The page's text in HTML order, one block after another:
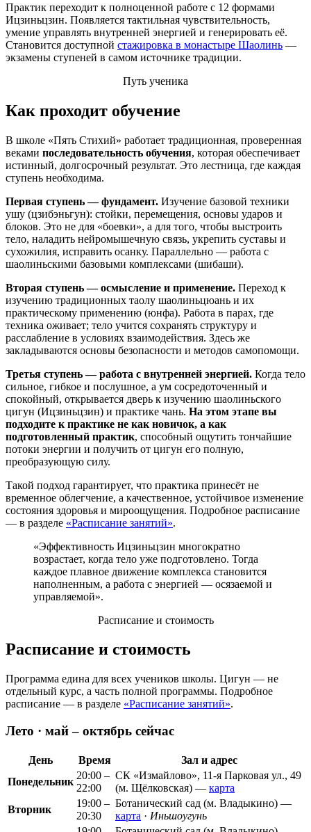
Практик переходит к полноценной работе с 12 формами
Ицзиньцзин. Появляется тактильная чувствительность,
умение управлять внутренней энергией и генерировать её.
Становится доступной стажировка в монастыре Шаолинь —
экзамены ступеней в самом источнике традиции.
Путь ученика
Как проходит обучение
В школе «Пять Стихий» работает традиционная, проверенная
веками последовательность обучения, которая обеспечивает
истинный, долгосрочный результат. Это лестница, где каждая
ступень необходима.
Первая ступень — фундамент. Изучение базовой техники
ушу (цзибэньгун): стойки, перемещения, основы ударов и
блоков. Это не для «боевки», а для того, чтобы выстроить
тело, наладить нейромышечную связь, укрепить суставы и
сухожилия, исправить осанку. Параллельно — работа с
шаолиньскими базовыми комплексами (шибаши).
Вторая ступень — осмысление и применение. Переход к
изучению традиционных таолу шаолиньцюань и их
практическому применению (юнфа). Работа в парах, где
техника оживает; тело учится сохранять структуру и
расслабление в условиях взаимодействия. Здесь же
закладываются основы безопасности и методов самопомощи.
Третья ступень — работа с внутренней энергией. Когда тело
сильное, гибкое и послушное, а ум сосредоточенный и
спокойный, открывается дверь к изучению шаолиньского
цигун (Ицзиньцзин) и практике чань. На этом этапе вы
подходите к практике не как новичок, а как
подготовленный практик, способный ощутить тончайшие
потоки энергии и получить от цигун его полную,
преобразующую силу.
Такой подход гарантирует, что практика принесёт не
временное облегчение, а качественное, устойчивое изменение
состояния здоровья и мироощущения. Подробное расписание
— в разделе «Расписание занятий».
«Эффективность Ицзиньцзин многократно
возрастает, когда тело уже подготовлено. Тогда
каждое плавное движение комплекса становится
наполненным, а работа с энергией — осязаемой и
управляемой».
Расписание и стоимость
Расписание и стоимость
Программа едина для всех учеников школы. Цигун — не
отдельный курс, а часть полной программы. Подробное
расписание — в разделе «Расписание занятий».
Лето · май – октябрь сейчас
День Время
Зал и адрес
Понедельник
20:00 –
22:00
СК «Измайлово», 11-я Парковая ул., 49
(м. Щёлковская) — карта
Вторник
19:00 –
20:30
Ботанический сад (м. Владыкино) —
карта · Иньшоугунь